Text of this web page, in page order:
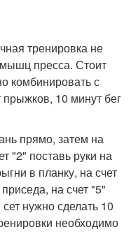
тренировка не
мышц пресса. Стоит
комбинировать с
прыжков, 10 минут бег
прямо, затем на
"2" поставь руки на
в планку, на счет
на счет "5"
нужно сделать 10
необходимо